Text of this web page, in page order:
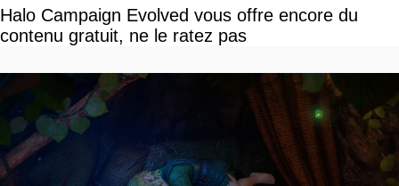
Halo Campaign Evolved vous offre encore du
contenu gratuit, ne le ratez pas